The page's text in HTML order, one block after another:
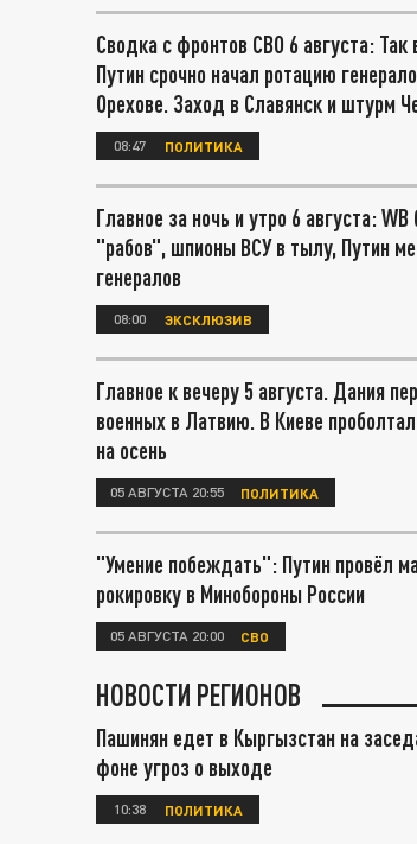
Сводка с фронтов СВО 6 августа: Так
Путин срочно начал ротацию
Орехове. Заход в Славянск и штурм
08:47 ПОЛИТИКА
Главное за ночь и утро 6 августа: WB
"рабов", шпионы ВСУ в тылу, Путин
генералов
08:00 ЭКСКЛЮЗИВ
Главное к вечеру 5 августа. Дания
военных в Латвию. В Киеве
на осень
05 АВГУСТА 20:55 ПОЛИТИКА
"Умение побеждать": Путин провёл
рокировку в Минобороны России
05 АВГУСТА 20:00 СВО
НОВОСТИ РЕГИОНОВ
Пашинян едет в Кыргызстан на
фоне угроз о выходе
10:38 ПОЛИТИКА